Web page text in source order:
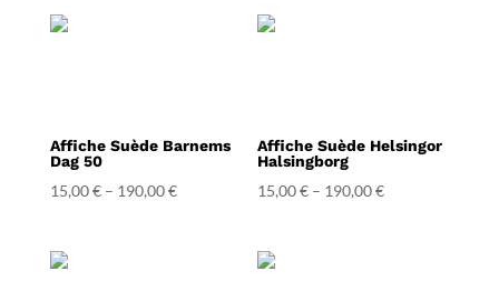
Affiche Suède Barnems
Dag 50
15,00€– 190,00€
Affiche Suède Helsingor
Halsingborg
15,00€ – 190,00€